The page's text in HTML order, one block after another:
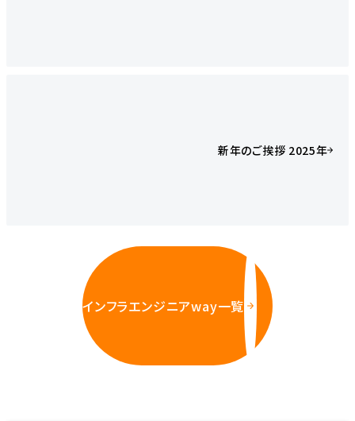
新年のご挨拶 2025年
インフラエンジニアway一覧